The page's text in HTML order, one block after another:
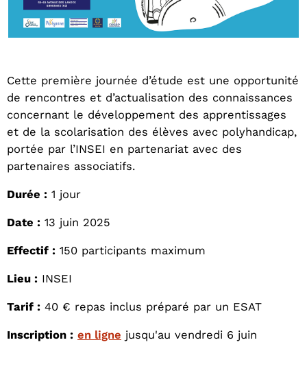
Cette première journée d’étude est une opportunité
de rencontres et d’actualisation des connaissances
concernant le développement des apprentissages
et de la scolarisation des élèves avec polyhandicap,
portée par l’INSEI en partenariat avec des
partenaires associatifs.
Durée : 1 jour
Date : 13 juin 2025
Effectif : 150 participants maximum
Lieu : INSEI
Tarif : 40 € repas inclus préparé par un ESAT
Inscription : en ligne jusqu'au vendredi 6 juin